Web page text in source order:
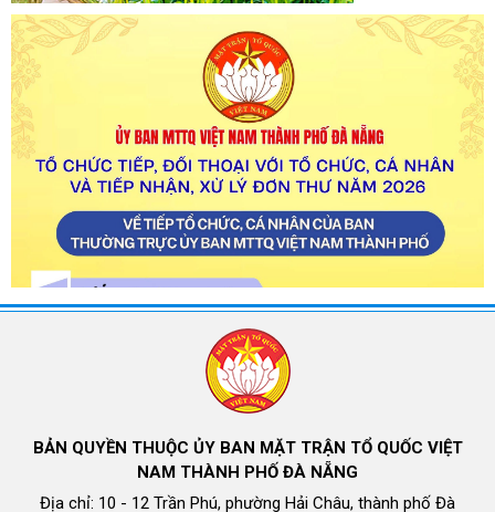
BẢN QUYỀN THUỘC ỦY BAN MẶT TRẬN TỔ QUỐC VIỆT
NAM THÀNH PHỐ ĐÀ NẴNG
Địa chỉ: 10 - 12 Trần Phú, phường Hải Châu, thành phố Đà